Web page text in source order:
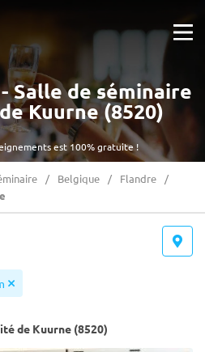
est 100% gratuite !
Salle de séminaire
Kuurne (8520)
Belgique
Flandre
de Kuurne (8520)